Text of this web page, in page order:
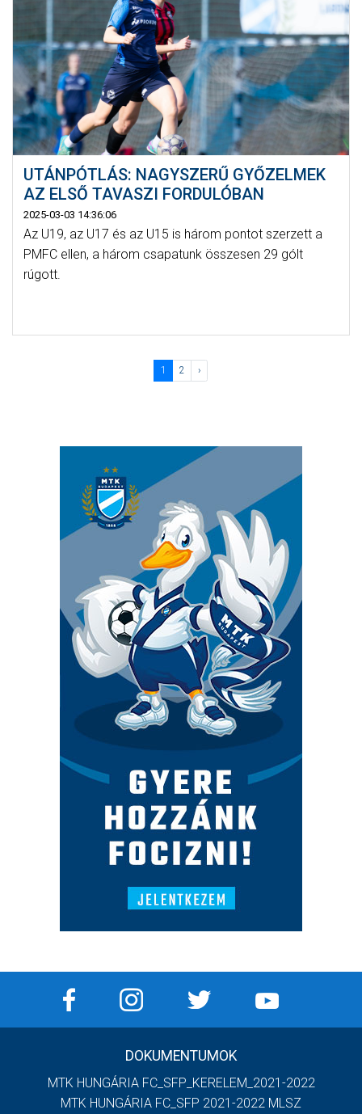
UTÁNPÓTLÁS: NAGYSZERŰ GYŐZELMEK
AZ ELSŐ TAVASZI FORDULÓBAN
2025-03-03 14:36:06
Az U19, az U17 és az U15 is három pontot szerzett a
PMFC ellen, a három csapatunk összesen 29 gólt
rúgott.
1 2 ›
DOKUMENTUMOK
MTK HUNGÁRIA FC_SFP_KERELEM_2021-2022
MTK HUNGÁRIA FC_SFP 2021-2022 MLSZ